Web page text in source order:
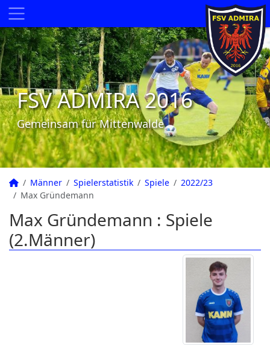
FSV ADMIRA 2016
Gemeinsam für Mittenwalde
Männer Spielerstatistik Spiele
2022/23
Max Gründemann
Max Gründemann : Spiele
(2.Männer)